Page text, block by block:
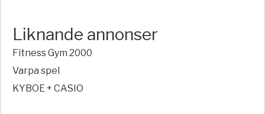
Liknande annonser
Fitness Gym 2000
Varpa spel
KYBOE + CASIO